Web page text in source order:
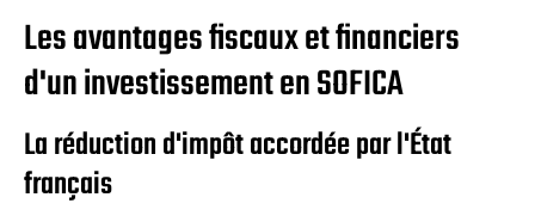
Les avantages fiscaux et financiers
d'un investissement en SOFICA
La réduction d'impôt accordée par l'État
français